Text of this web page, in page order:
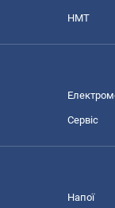
НМТ
Сервіс
Напої